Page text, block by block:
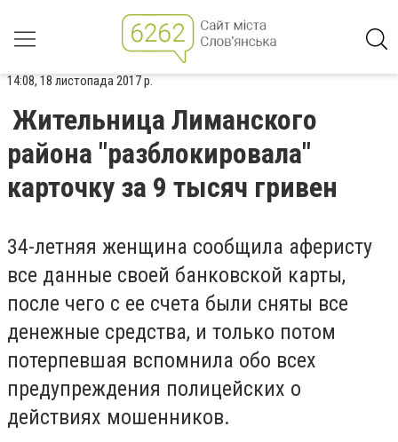
14:08, 18 листопада 2017 р.
Жительница Лиманского
района "разблокировала"
карточку за 9 тысяч гривен
34-летняя женщина сообщила аферисту
все данные своей банковской карты,
после чего с ее счета были сняты все
денежные средства, и только потом
потерпевшая вспомнила обо всех
предупреждения полицейских о
действиях мошенников.